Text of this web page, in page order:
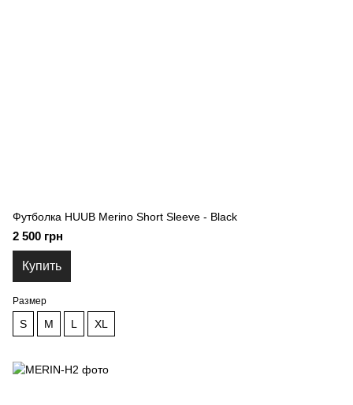
Футболка HUUB Merino Short Sleeve - Black
2 500 грн
Купить
Размер
S M L XL